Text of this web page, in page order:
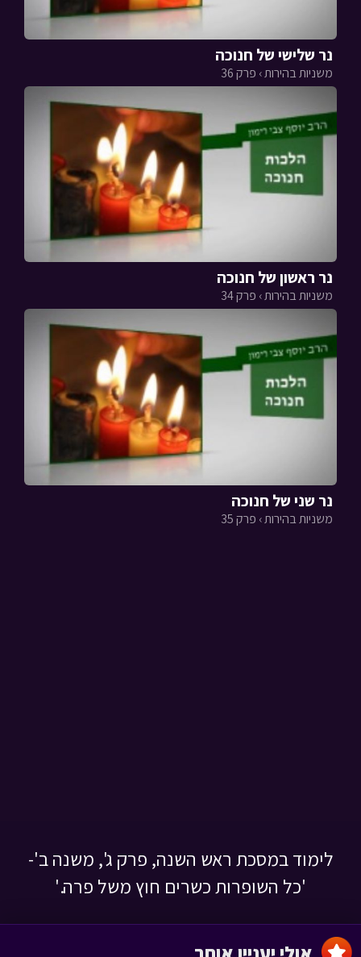
נר שלישי של חנוכה
משניות בהירות › פרק 36
נר ראשון של חנוכה
משניות בהירות › פרק 34
נר שני של חנוכה
משניות בהירות › פרק 35
לימוד במסכת ראש השנה, פרק ג', משנה ב'-
'כל השופרות כשרים חוץ משל פרה.'